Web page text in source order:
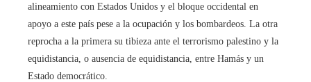
alineamiento con Estados Unidos y el bloque occidental en
apoyo a este país pese a la ocupación y los bombardeos. La otra
reprocha a la primera su tibieza ante el terrorismo palestino y la
equidistancia, o ausencia de equidistancia, entre Hamás y un
Estado democrático.